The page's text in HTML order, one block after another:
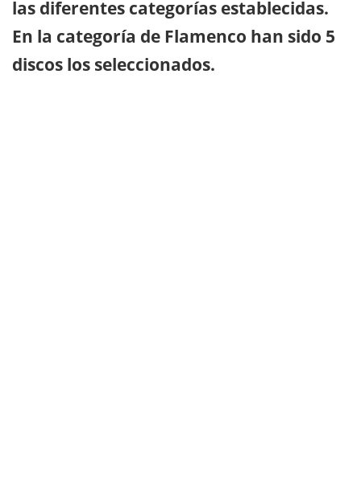
las diferentes categorías establecidas.
En la categoría de Flamenco han sido 5
discos los seleccionados.